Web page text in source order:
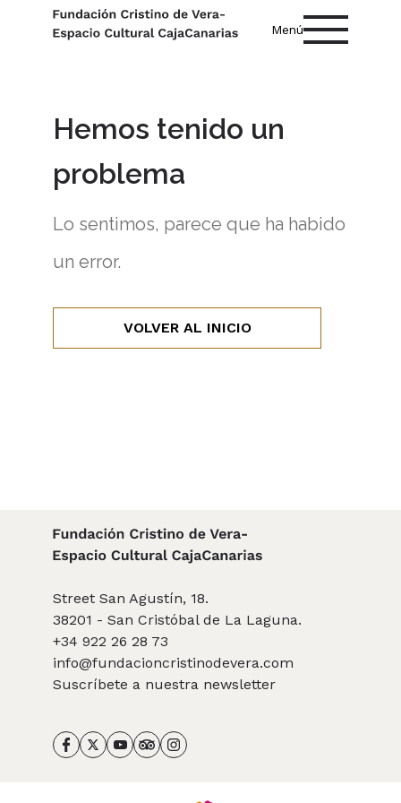
Menú
Hemos tenido un
problema
Lo sentimos, parece que ha habido
un error.
VOLVER AL INICIO
Street San Agustín, 18.
38201 - San Cristóbal de La Laguna.
+34 922 26 28 73
info@fundacioncristinodevera.com
Suscríbete a nuestra newsletter